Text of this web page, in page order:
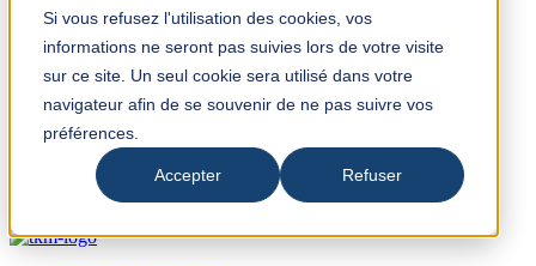
Si vous refusez l'utilisation des cookies, vos
informations ne seront pas suivies lors de votre visite
sur ce site. Un seul cookie sera utilisé dans votre
navigateur afin de se souvenir de ne pas suivre vos
préférences.
Accepter Refuser
TKM France
59910 Bondues
France
contact@tkmfrance.com